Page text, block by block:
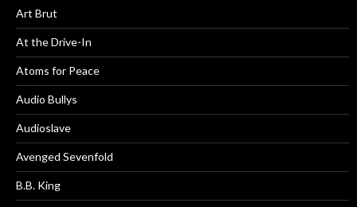
Art Brut
At the Drive-In
Atoms for Peace
Audio Bullys
Audioslave
Avenged Sevenfold
B.B. King